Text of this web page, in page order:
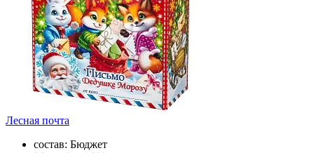
Лесная почта
состав: Бюджет